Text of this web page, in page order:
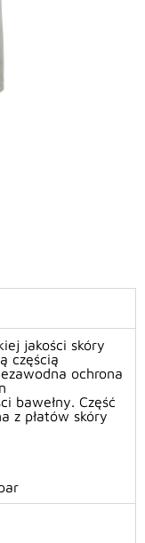
jakości skóry
częścią
ochrona
bawełny. Część
z płatów skóry